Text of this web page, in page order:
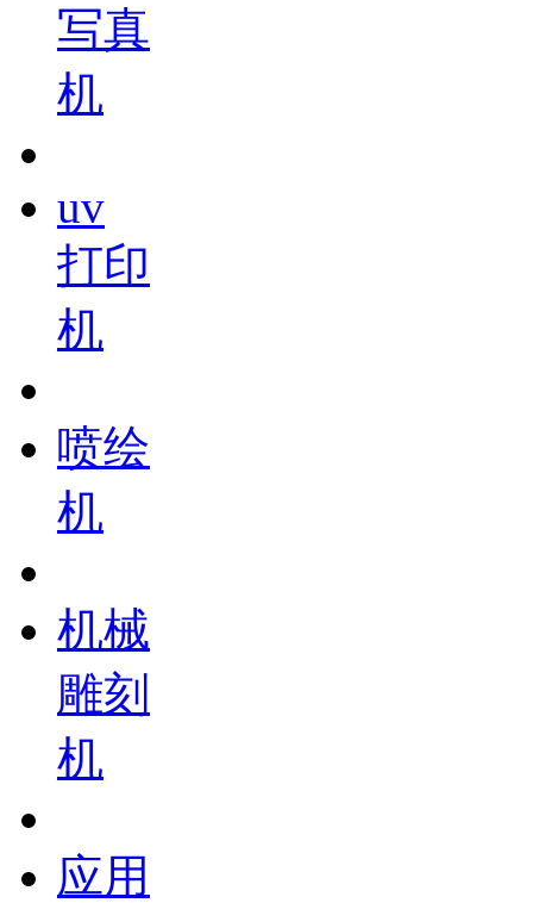
写真
机
uv
打印
机
喷绘
机
机械
雕刻
机
应用